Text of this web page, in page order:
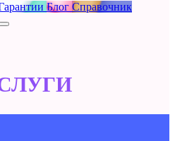
Блог Справочник